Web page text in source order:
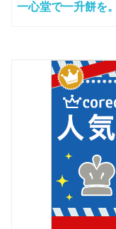
一心堂で一升餅を。